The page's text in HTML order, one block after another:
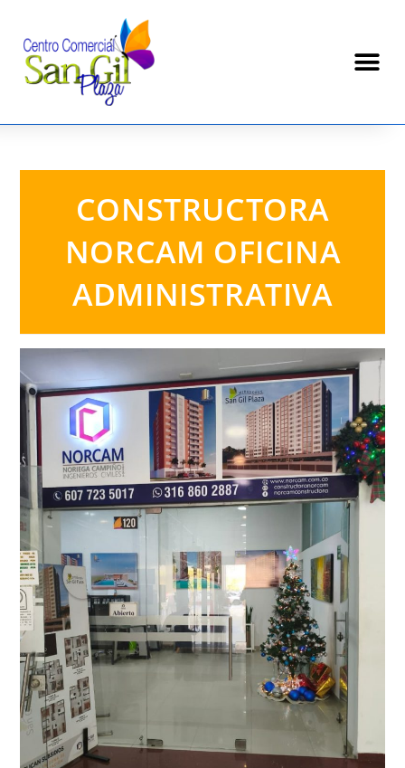
CONSTRUCTORA
NORCAM OFICINA
ADMINISTRATIVA